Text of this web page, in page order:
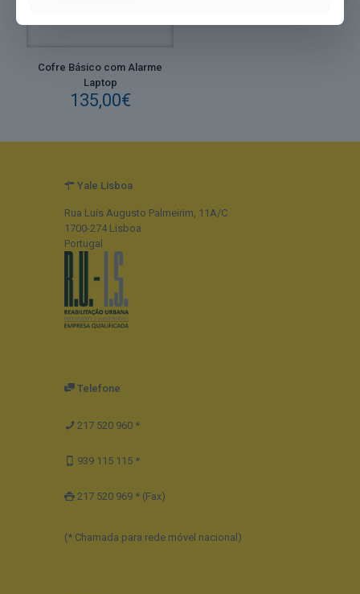
Cofre Básico com Alarme
Laptop
135,00€
Yale Lisboa
Rua Luis Augusto Palmeirim, 11A/C
1700-274 Lisboa
Portugal
Telefone
217 520 960 *
939 115 115 *
217 520 969 * (Fax)
(* Chamada para rede móvel nacional)